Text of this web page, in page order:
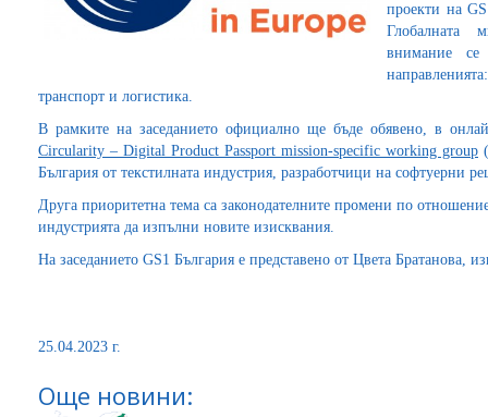
проекти на
Глобалната
внимание
транспорт и логистика.
В рамките на заседанието официално ще бъде обявено, в
Circularity – Digital Product Passport mission-specific working group
България от текстилната индустрия, разработчици на софтуерни
Друга приоритетна тема са законодателните промени по
индустрията да изпълни новите изисквания.
На заседанието GS1 България е представено от Цвета Братанова,
25.04.2023 г.
Още новини: